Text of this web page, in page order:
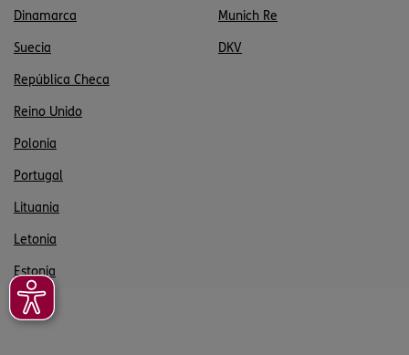
Dinamarca Munich Re
Suecia DKV
República Checa
Reino Unido
Polonia
Portugal
Lituania
Letonia
Estonia